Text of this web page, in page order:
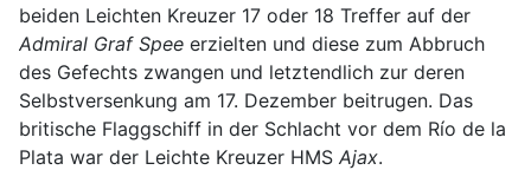
beiden Leichten Kreuzer 17 oder 18 Treffer auf der
Admiral Graf Spee erzielten und diese zum Abbruch
des Gefechts zwangen und letztendlich zur deren
Selbstversenkung am 17. Dezember beitrugen. Das
britische Flaggschiff in der Schlacht vor dem Río de la
Plata war der Leichte Kreuzer HMS Ajax.